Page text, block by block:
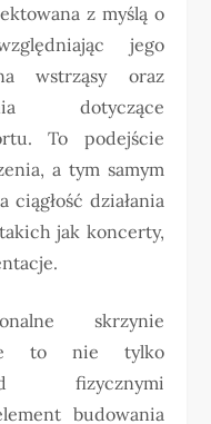
z myślą o
jego
wstrząsy oraz
dotyczące
To podejście
a tym samym
działania
jak koncerty,
skrzynie
to nie tylko
fizycznymi
budowania